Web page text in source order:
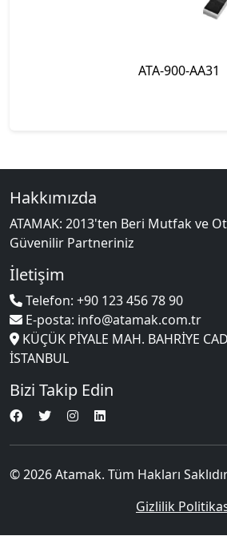
ATA-900-AA31
Hakkımızda
ATAMAK: 2013'ten Beri Mutfak ve
Güvenilir Partneriniz
İletişim
Telefon: +90 123 456 78 90
E-posta: info@atamak.com.tr
KÜÇÜK PİYALE MAH. BAHRİYE
İSTANBUL
Bizi Takip Edin
© 2026 Atamak. Tüm Hakları
Gizlilik